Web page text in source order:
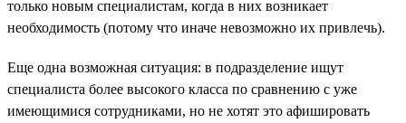
только новым специалистам, когда в них возникает
необходимость (потому что иначе невозможно их привлечь).
Еще одна возможная ситуация: в подразделение ищут
специалиста более высокого класса по сравнению с уже
имеющимися сотрудниками, но не хотят это афишировать